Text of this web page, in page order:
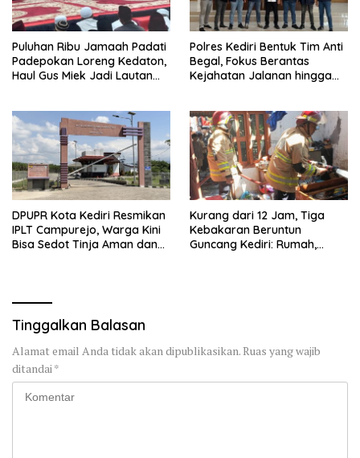
Puluhan Ribu Jamaah Padati
Padepokan Loreng Kedaton,
Haul Gus Miek Jadi Lautan
Polres Kediri Bentuk Tim Anti
Begal, Fokus Berantas
Kejahatan Jalanan hingga
DPUPR Kota Kediri Resmikan
IPLT Campurejo, Warga Kini
Bisa Sedot Tinja Aman dan
Kurang dari 12 Jam, Tiga
Kebakaran Beruntun
Guncang Kediri: Rumah,
Tinggalkan Balasan
Alamat email Anda tidak akan dipublikasikan.Ruas yang wajib
ditandai*